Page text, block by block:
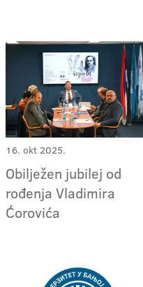
16. okt 2025.
Obilježen jubilej od
rođenja Vladimira
Ćorovića